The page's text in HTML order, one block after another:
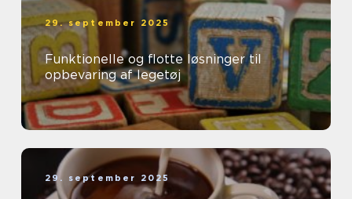
29. september 2025
Funktionelle og flotte løsninger til
opbevaring af legetøj
29. september 2025